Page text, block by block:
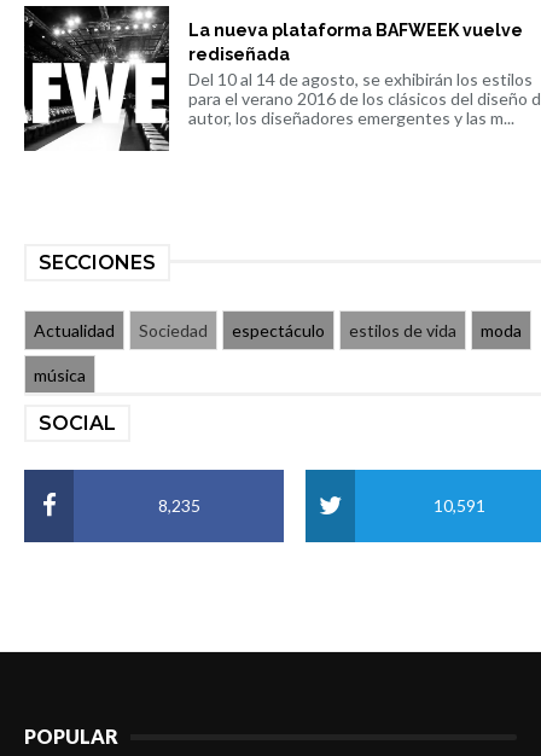
La nueva plataforma BAFWEEK vuelve
rediseñada
Del 10 al 14 de agosto, se exhibirán los estilos
para el verano 2016 de los clásicos del diseño
autor, los diseñadores emergentes y las m...
SECCIONES
Actualidad Sociedad espectáculo estilos de vida moda
música
SOCIAL
8,235 10,591
POPULAR